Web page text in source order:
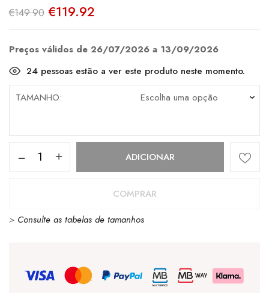
€149.90 O
preço
original
€149.90.
€119.92Opreço
atual
€119.92.
Preços válidos de 26/07/2026 a 13/09/2026
24 pessoas estão a ver este produto neste momento.
TAMANHO
Quantidade
8
ADICIONAR
COMPRAR
> Consulte as tabelas de tamanhos